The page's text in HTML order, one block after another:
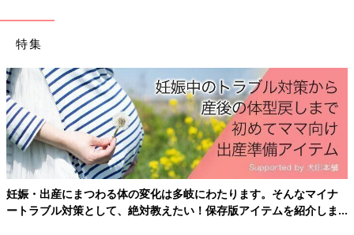
＜「オムツ切らしちゃった！」作戦に出るも…あえなく撃沈＞
特集
妊娠・出産にまつわる体の変化は多岐にわたります。そんなマイナ
ートラブル対策として、絶対教えたい！保存版アイテムを紹介しま